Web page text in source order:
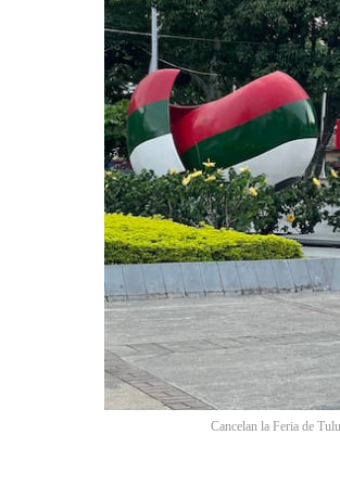
Cancelan la Feria de